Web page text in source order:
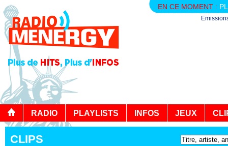
EN CE MOMENT :
RADIO PLAYLISTS INFOS JEUX
CLIPS